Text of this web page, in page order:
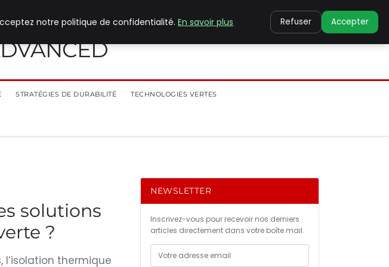
STRATÉGIES DE DURABILITÉ TECHNOLOGIES VERTES
solutions
?
thermique
NEWSLETTER
Inscrivez-vous pour recevoir nos derniers
articles directement dans votre boîte mail.
notre politique de confidentialité. En savoir plus Refuser Accepter